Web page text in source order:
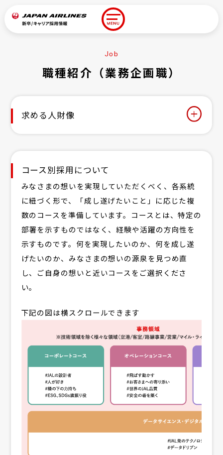
Work&People
Work&People
人財育成・福利厚生
その他採用
採用FAQ
Internship
インターンシップ
グループ採用
キャリア採用
Job
職種紹介（業務企画職）
求める人財像
コース別採用について
みなさまの想いを実現していただくべく、各系統
に紐づく形で、「成し遂げたいこと」に応じた複
数のコースを準備しています。コースとは、特定の
部署を示すものではなく、経験や活躍の方向性を
示すものです。何を実現したいのか、何を成し遂
げたいのか、みなさまの想いの源泉を見つめ直
し、ご自身の想いと近いコースをご選択くださ
い。
下記の図は横スクロールできます